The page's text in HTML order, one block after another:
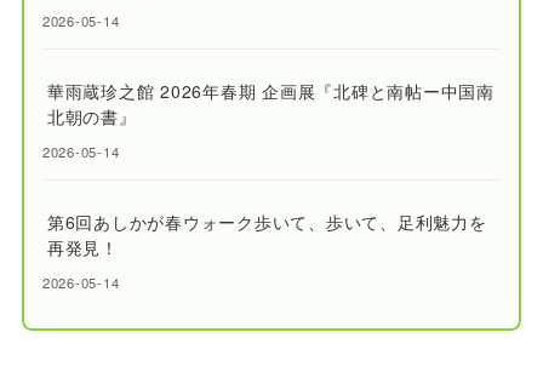
2026-05-14
華雨蔵珍之館 2026年春期 企画展『北碑と南帖ー中国南
北朝の書』
2026-05-14
第6回あしかが春ウォーク歩いて、歩いて、足利魅力を
再発見！
2026-05-14